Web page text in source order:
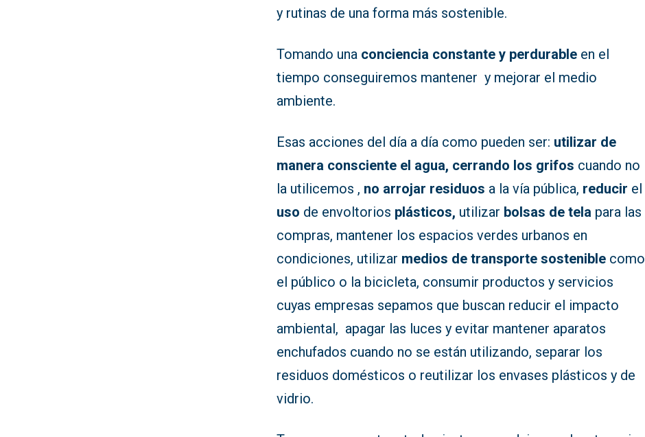
y rutinas de una forma más sostenible.
Tomando una conciencia constante y perdurable en el
tiempo conseguiremos mantener y mejorar el medio
ambiente.
Esas acciones del día a día como pueden ser: utilizar de
manera consciente el agua, cerrando los grifos cuando no
la utilicemos , no arrojar residuos a la vía pública, reducir el
uso de envoltorios plásticos, utilizar bolsas de tela para las
compras, mantener los espacios verdes urbanos en
condiciones, utilizar medios de transporte sostenible como
el público o la bicicleta, consumir productos y servicios
cuyas empresas sepamos que buscan reducir el impacto
ambiental, apagar las luces y evitar mantener aparatos
enchufados cuando no se están utilizando, separar los
residuos domésticos o reutilizar los envases plásticos y de
vidrio.